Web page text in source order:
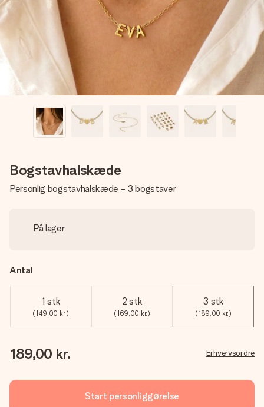
billede af dig eller en besked, der går lige i hendes hjerte.
Intet besvær men udelukkende en masse kærlighed i
øjeblikket.
Bogstavhalskæde
Personlig bogstavhalskæde - 3 bogstaver
På lager
Antal
1 stk
(149,00 kr.)
2 stk
(169,00 kr.)
3 stk
(189,00 kr.)
189,00 kr. Erhvervsordre
Start personliggørelse